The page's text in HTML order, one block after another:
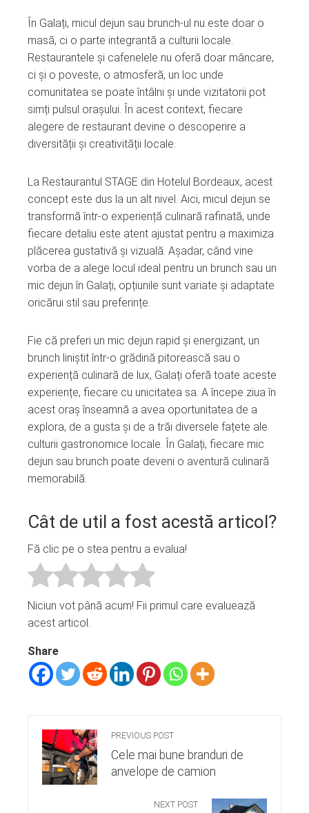
În Galați, micul dejun sau brunch-ul nu este doar o
masă, ci o parte integrantă a culturii locale.
Restaurantele și cafenelele nu oferă doar mâncare,
ci și o poveste, o atmosferă, un loc unde
comunitatea se poate întâlni și unde vizitatorii pot
simți pulsul orașului. În acest context, fiecare
alegere de restaurant devine o descoperire a
diversității și creativității locale.
La Restaurantul STAGE din Hotelul Bordeaux, acest
concept este dus la un alt nivel. Aici, micul dejun se
transformă într-o experiență culinară rafinată, unde
fiecare detaliu este atent ajustat pentru a maximiza
plăcerea gustativă și vizuală. Așadar, când vine
vorba de a alege locul ideal pentru un brunch sau un
mic dejun în Galați, opțiunile sunt variate și adaptate
oricărui stil sau preferințe.
Fie că preferi un mic dejun rapid și energizant, un
brunch liniștit într-o grădină pitorească sau o
experiență culinară de lux, Galați oferă toate aceste
experiențe, fiecare cu unicitatea sa. A începe ziua în
acest oraș înseamnă a avea oportunitatea de a
explora, de a gusta și de a trăi diversele fațete ale
culturii gastronomice locale. În Galați, fiecare mic
dejun sau brunch poate deveni o aventură culinară
memorabilă.
Cât de util a fost acestă articol?
Fă clic pe o stea pentru a evalua!
Niciun vot până acum! Fii primul care evaluează
acest articol.
Share
PREVIOUS POST
Cele mai bune branduri de
anvelope de camion
NEXT POST